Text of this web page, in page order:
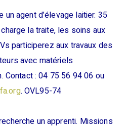
un agent d’élevage laitier. 35
la traite, les soins aux
participerez aux travaux des
avec matériels
Contact : 04 75 56 94 06 ou
. OVL95-74
un apprenti. Missions